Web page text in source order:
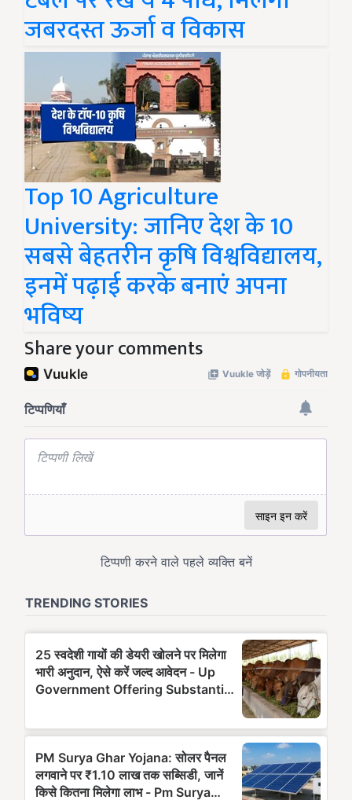
जबरदस्त ऊर्जा व विकास
Top 10 Agriculture
University: जानिए देश के 10
सबसे बेहतरीन कृषि विश्वविद्यालय,
इनमें पढ़ाई करके बनाएं अपना
भविष्य
Share your comments